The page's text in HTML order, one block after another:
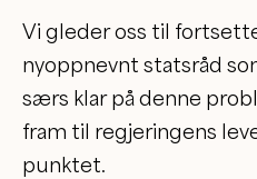
Vi gleder oss til
nyoppnevnt statsråd
særs klar på denne
fram til regjeringens
punktet.